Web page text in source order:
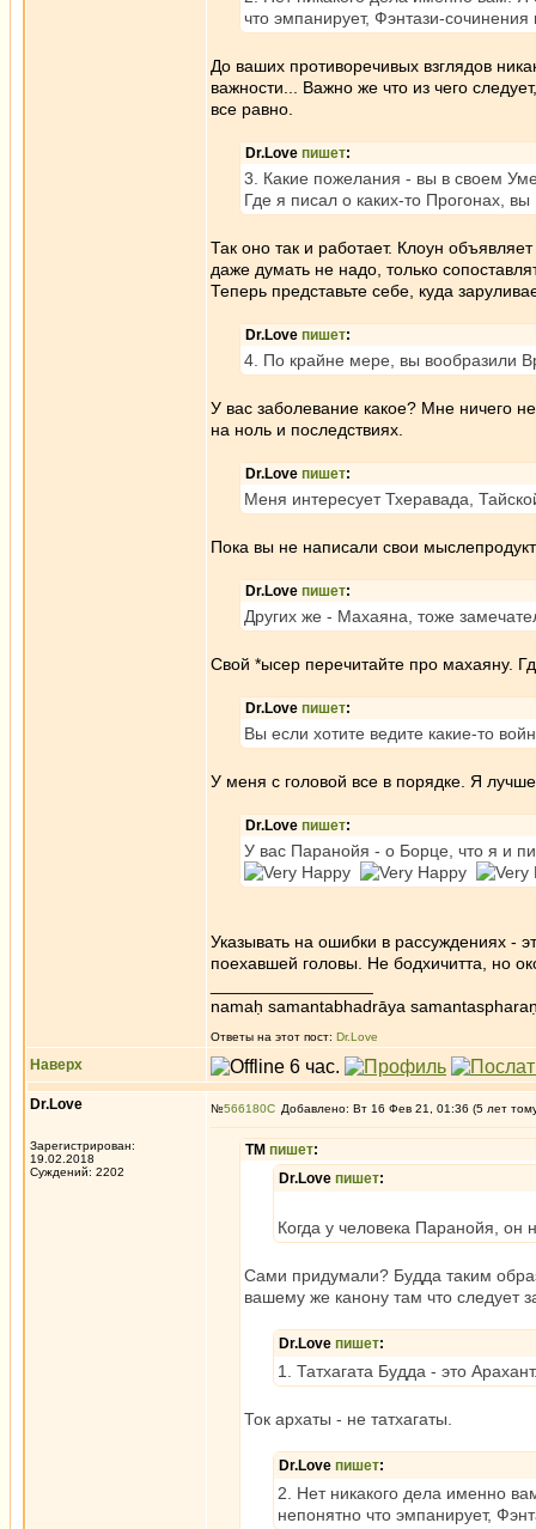
что эмпанирует, Фэнтази-
До ваших противоречивых взглядов
важности... Важно же что из чего
все равно.
Dr.Love пишет:
3. Какие пожелания - вы в своем
Где я писал о каких-то Прогонах,
Так оно так и работает. Клоун
даже думать не надо, только
Теперь представьте себе, куда
Dr.Love пишет:
4. По крайне мере, вы вообразили
У вас заболевание какое? Мне ничего
на ноль и последствиях.
Dr.Love пишет:
Меня интересует Тхеравада,
Пока вы не написали свои
Dr.Love пишет:
Других же - Махаяна, тоже
Свой *ысер перечитайте про махаяну.
Dr.Love пишет:
Вы если хотите ведите какие-то
У меня с головой все в порядке. Я
Dr.Love пишет:
У вас Паранойя - о Борце, что я и
Указывать на ошибки в рассуждениях -
поехавшей головы. Не бодхичитта, но
namaḥ samantabhadrāya
Ответы на этот пост: Dr.Love
Наверх
Dr.Love
Зарегистрирован:
19.02.2018
Суждений: 2202
№566180 Добавлено: Вт 16 Фев 21, 01:36 (5 лет
ТМ пишет:
Dr.Love пишет:
Когда у человека Паранойя, он
Сами придумали? Будда таким
вашему же канону там что
Dr.Love пишет:
1. Татхагата Будда - это
Ток архаты - не татхагаты.
Dr.Love пишет:
2. Нет никакого дела именно
непонятно что эмпанирует,